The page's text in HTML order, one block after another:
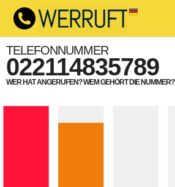
TELEFONNUMMER
022114835789
WER HAT ANGERUFEN? WEM GEHÖRT DIE NUMMER?